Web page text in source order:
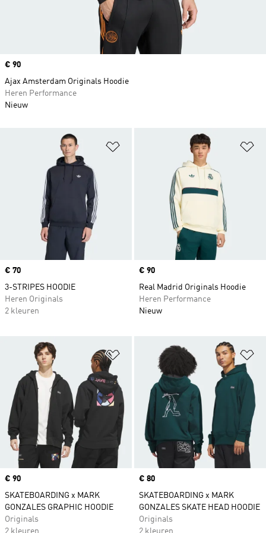
Op verlanglijst zetten
Price
€ 70
3-STRIPES HOODIE
Heren Originals
2 kleuren
Price
€ 90
Real Madrid Originals Hoodie
Heren Performance
Nieuw
Op verlanglijst zetten
Price
€ 90
SKATEBOARDING x MARK
GONZALES GRAPHIC HOODIE
Originals
2 kleuren
Price
€ 80
SKATEBOARDING x MARK
GONZALES SKATE HEAD HOODIE
Originals
2 kleuren
Price
€ 90
Ajax Amsterdam Originals Hoodie
Heren Performance
Nieuw